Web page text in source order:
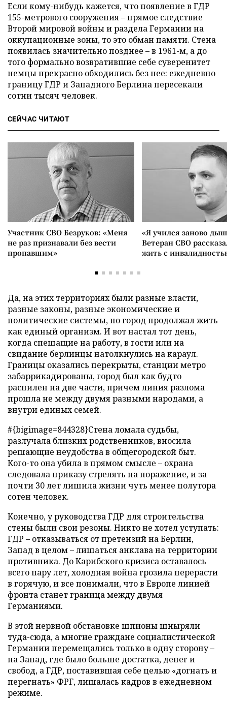
Если кому-нибудь кажется, что появление в ГДР
155-метрового сооружения – прямое следствие
Второй мировой войны и раздела Германии на
оккупационные зоны, то это обман памяти. Стена
появилась значительно позднее – в 1961-м, а до
того формально возвратившие себе суверенитет
немцы прекрасно обходились без нее: ежедневно
границу ГДР и Западного Берлина пересекали
сотни тысяч человек.
СЕЙЧАС ЧИТАЮТ
Участник СВО Безруков: «Меня
не раз признавали без вести
пропавшим»
«Я учился заново
Ветеран СВО
жить с
Да, на этих территориях были разные власти,
разные законы, разные экономические и
политические системы, но город продолжал жить
как единый организм. И вот настал тот день,
когда спешащие на работу, в гости или на
свидание берлинцы натолкнулись на караул.
Границы оказались перекрыты, станции метро
забаррикадированы, город был как будто
распилен на две части, причем линия разлома
прошла не между двумя разными народами, а
внутри единых семей.
#{bigimage=844328}Стена ломала судьбы,
разлучала близких родственников, вносила
решающие неудобства в общегородской быт.
Кого-то она убила в прямом смысле – охрана
следовала приказу стрелять на поражение, и за
почти 30 лет лишила жизни чуть менее полутора
сотен человек.
Конечно, у руководства ГДР для строительства
стены были свои резоны. Никто не хотел уступать:
ГДР – отказываться от претензий на Берлин,
Запад в целом – лишаться анклава на территории
противника. До Карибского кризиса оставалось
всего пару лет, холодная война грозила перерасти
в горячую, и все понимали, что в Европе линией
фронта станет граница между двумя
Германиями.
В этой нервной обстановке шпионы шныряли
туда-сюда, а многие граждане социалистической
Германии перемещались только в одну сторону –
на Запад, где было больше достатка, денег и
свобод, а ГДР, поставившая себе целью «догнать и
перегнать» ФРГ, лишалась кадров в ежедневном
режиме.